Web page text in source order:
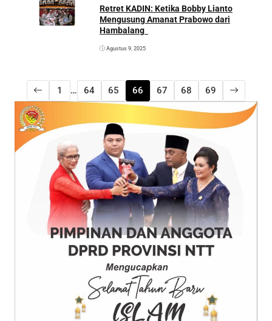
Retret KADIN: Ketika Bobby Lianto
Mengusung Amanat Prabowo dari
Hambalang
Agustus 9, 2025
1 … 64 65 66 67 68 69